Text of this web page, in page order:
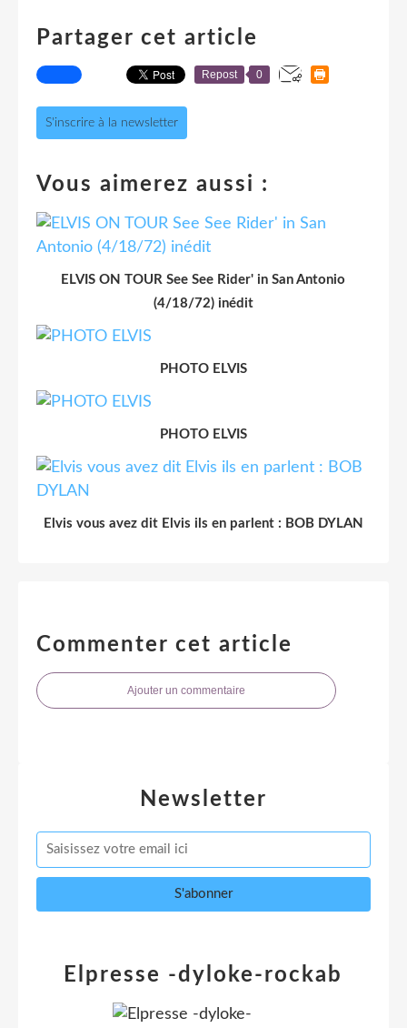
Partager cet article
Repost 0
S'inscrire à la newsletter
Vous aimerez aussi :
ELVIS ON TOUR See See Rider' in San Antonio
(4/18/72) inédit
PHOTO ELVIS
PHOTO ELVIS
Elvis vous avez dit Elvis ils en parlent : BOB DYLAN
Commenter cet article
Ajouter un commentaire
Newsletter
Elpresse -dyloke-rockab